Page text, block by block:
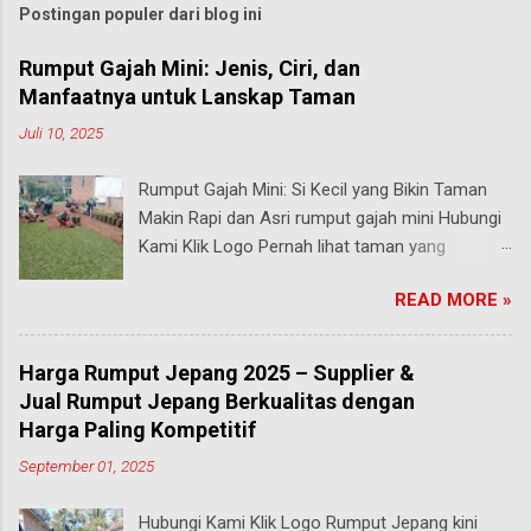
Postingan populer dari blog ini
Rumput Gajah Mini: Jenis, Ciri, dan
Manfaatnya untuk Lanskap Taman
Juli 10, 2025
Rumput Gajah Mini: Si Kecil yang Bikin Taman
Makin Rapi dan Asri rumput gajah mini Hubungi
Kami Klik Logo Pernah lihat taman yang
segar walau sering diinjak? Bisa jadi itu adalah
rumput gajah mini , salah satu jenis rumput
paling populer di Indonesia, terutama buat
taman rumah, taman kantor, hingga taman
kota. malang Meski namanya ada kata “gajah”,
rumput ini bukan untuk makanan hewan besar
seperti yang kamu pikirkan. Justru sebaliknya,
READ MORE »
Harga Rumput Jepang 2025 – Supplier &
Jual Rumput Jepang Berkualitas dengan
Harga Paling Kompetitif
September 01, 2025
Hubungi Kami Klik Logo Rumput Jepang kini